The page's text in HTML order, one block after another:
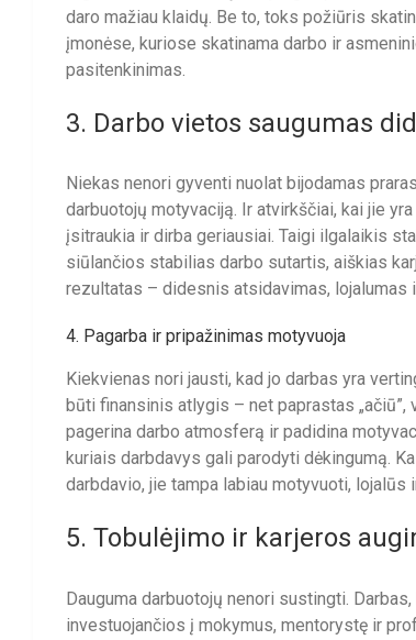
daro mažiau klaidų. Be to, toks požiūris
įmonėse, kuriose skatinama darbo ir
pasitenkinimas.
3. Darbo vietos saugumas
Niekas nenori gyventi nuolat bijodamas
darbuotojų motyvaciją. Ir atvirkščiai, kai jie
įsitraukia ir dirba geriausiai. Taigi ilgalaikis
siūlančios stabilias darbo sutartis, aiškias
rezultatas – didesnis atsidavimas, lojalumas
4. Pagarba ir pripažinimas motyvuoja
Kiekvienas nori jausti, kad jo darbas yra
būti finansinis atlygis – net paprastas
pagerina darbo atmosferą ir padidina
kuriais darbdavys gali parodyti dėkingumą.
darbdavio, jie tampa labiau motyvuoti, lojalūs
5. Tobulėjimo ir karjeros
Dauguma darbuotojų nenori sustingti.
investuojančios į mokymus, mentorystę ir